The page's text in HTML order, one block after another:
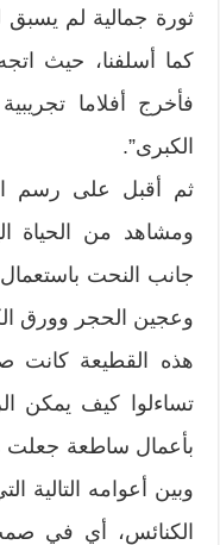
ثورة جمالية لم يسبق
كما أسلفنا، حيث
فأخرج أفلاما
الكبرى”.
ثم أقبل على رسم
ومشاهد من الحياة
جانب النحت
وعجين الحجر وورق
هذه القطيعة كانت
تساءلوا كيف يمكن
بأعمال ساطعة جعلت
وبين أعوامه التالية
الكنائس، أي في